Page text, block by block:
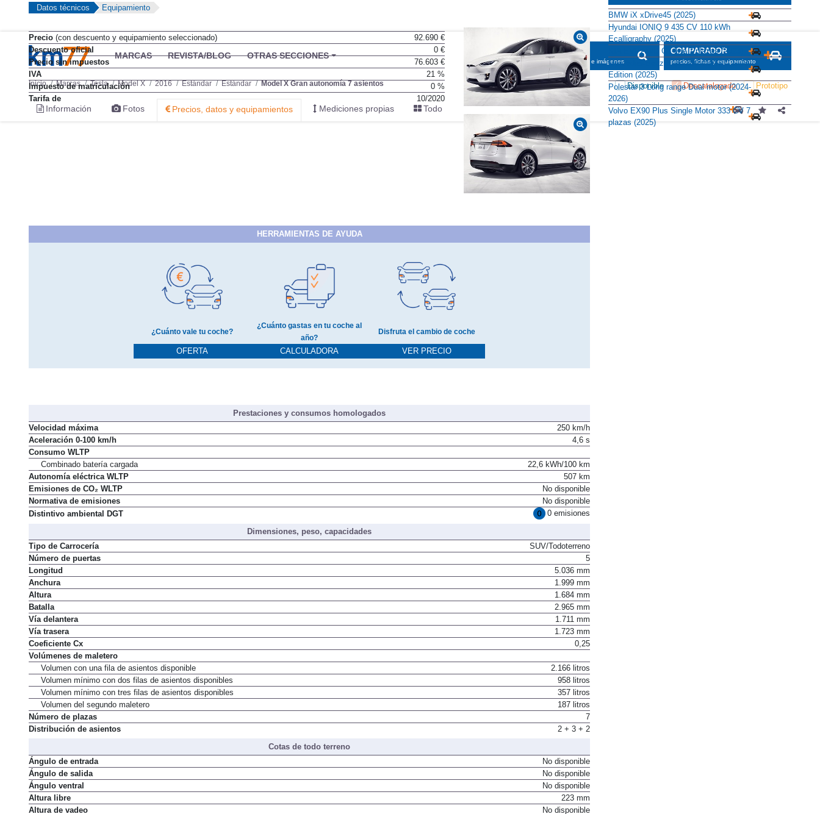
MARCAS REVISTA/BLOG OTRAS SECCIONES BUSCADOR
informaciones, fichas e imágenes
COMPARADOR
precios, fichas y equipamiento
Inicio Marcas Tesla Model X 2016 Estándar Estándar Model X Gran autonomía 7 asientos Disponible Descatalogado Prototipo
Información Fotos Precios, datos y equipamientos Mediciones propias Todo
Datos técnicos Equipamiento
Precio (con descuento y equipamiento seleccionado)
92.690 €
Descuento oficial
0 €
Precio sin impuestos
76.603 €
IVA
21 %
Impuesto de matriculación
0 %
Tarifa de
10/2020
HERRAMIENTAS DE AYUDA
¿Cuánto vale tu coche?
OFERTA
¿Cuánto gastas en tu coche al
año?
CALCULADORA
Disfruta el cambio de coche
VER PRECIO
Prestaciones y consumos homologados
Velocidad máxima
250 km/h
Aceleración 0-100 km/h
4,6 s
Consumo WLTP
Combinado batería cargada
22,6 kWh/100 km
Autonomía eléctrica WLTP
507 km
Emisiones de CO₂ WLTP
No disponible
Normativa de emisiones
No disponible
Distintivo ambiental DGT
0 emisiones
Dimensiones, peso, capacidades
Tipo de Carrocería
SUV/Todoterreno
Número de puertas
5
Longitud
5.036 mm
Anchura
1.999 mm
Altura
1.684 mm
Batalla
2.965 mm
Vía delantera
1.711 mm
Vía trasera
1.723 mm
Coeficiente Cx
0,25
Volúmenes de maletero
Volumen con una fila de asientos disponible
2.166 litros
Volumen mínimo con dos filas de asientos disponibles
958 litros
Volumen mínimo con tres filas de asientos disponibles
357 litros
Volumen del segundo maletero
187 litros
Número de plazas
7
Distribución de asientos
2 + 3 + 2
Cotas de todo terreno
Ángulo de entrada
No disponible
Ángulo de salida
No disponible
Ángulo ventral
No disponible
Altura libre
223 mm
Altura de vadeo
No disponible
BMW iX xDrive45 (2025)
Hyundai IONIQ 9 435 CV 110 kWh
Ecalligraphy (2025)
KIA EV9 AWD GT-line 7 plazas (2023)
Mercedes-Benz EQE 350 4MATIC SUV
Edition (2025)
Polestar 3 Long range Dual motor (2024-
2026)
Volvo EX90 Plus Single Motor 333 CV 7
plazas (2025)